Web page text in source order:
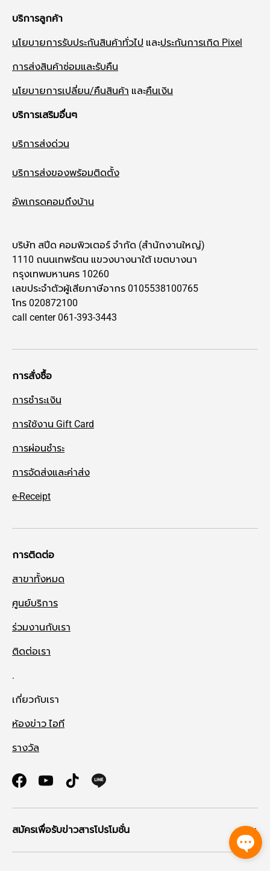
บริการลูกค้า
นโยบายการรับประกันสินค้าทั่วไป และประกันการเกิด Pixel
การส่งสินค้าซ่อมและรับคืน
นโยบายการเปลี่ยน/คืนสินค้า และคืนเงิน
บริการเสริมอื่นๆ
บริการส่งด่วน
บริการส่งของพร้อมติดตั้ง
อัพเกรดคอมถึงบ้าน
บริษัท สปีด คอมพิวเตอร์ จำกัด (สำนักงานใหญ่)
1110 ถนนเทพรัตน แขวงบางนาใต้ เขตบางนา
กรุงเทพมหานคร 10260
เลขประจำตัวผู้เสียภาษีอากร 0105538100765
โทร 020872100
call center 061-393-3443
การสั่งซื้อ
การชำระเงิน
การใช้งาน Gift Card
การผ่อนชำระ
การจัดส่งและค่าส่ง
e-Receipt
การติดต่อ
สาขาทั้งหมด
ศูนย์บริการ
ร่วมงานกับเรา
ติดต่อเรา
.
เกี่ยวกับเรา
ห้องข่าว ไอที
รางวัล
FacebookYouTubeTikTok
สมัครเพื่อรับข่าวสารโปรโมชั่น